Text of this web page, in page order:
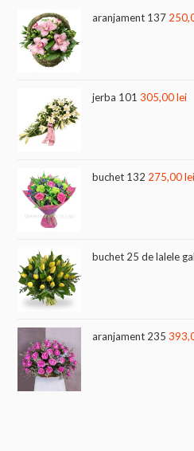
aranjament 137
jerba 101 305,00lei
buchet 132 275,00lei
buchet 25 de lalele
aranjament 235